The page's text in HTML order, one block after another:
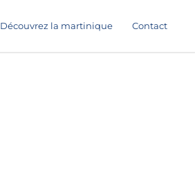
Découvrez la martinique Contact